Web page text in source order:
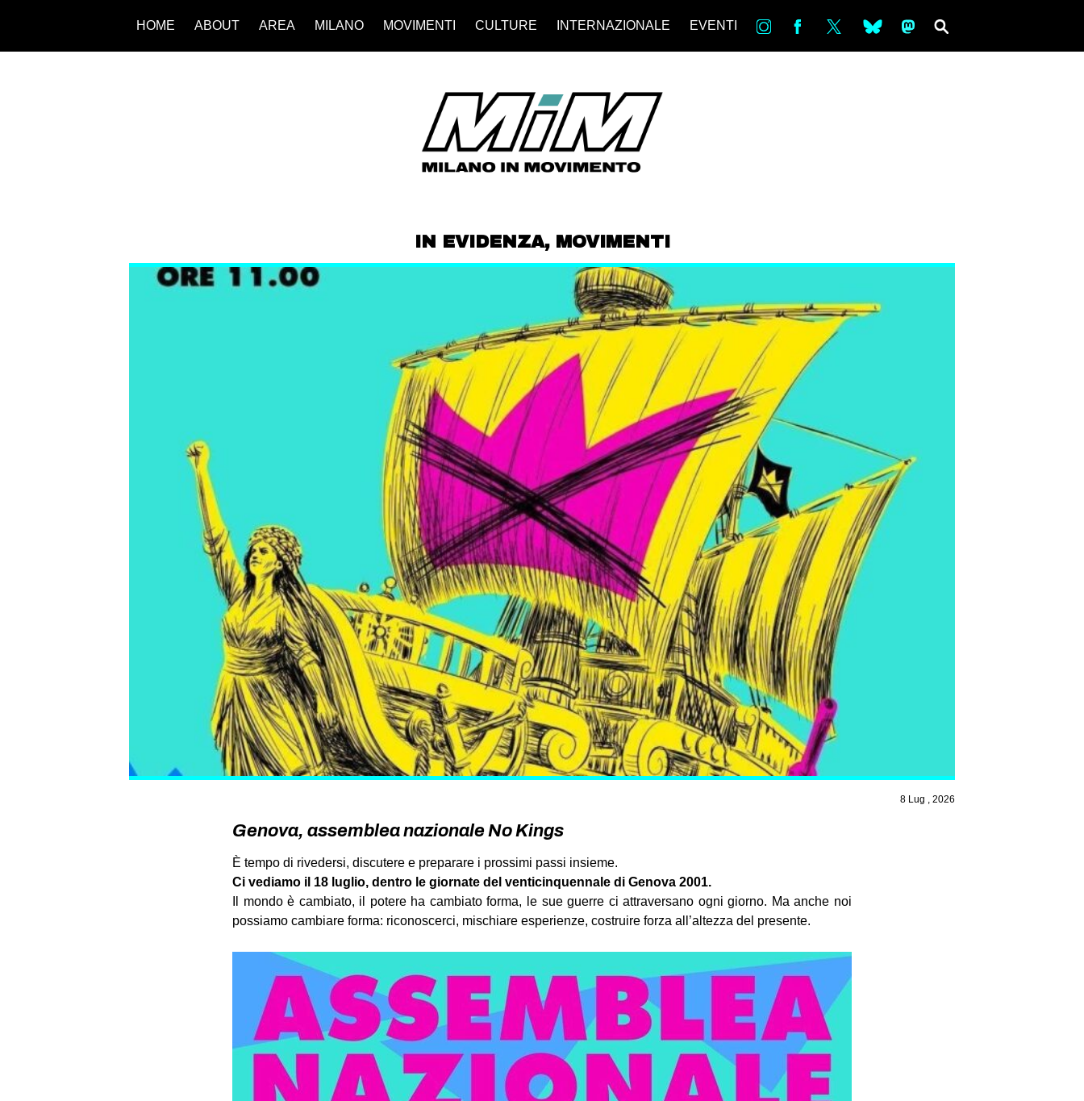
HOME ABOUT AREA MILANO MOVIMENTI CULTURE INTERNAZIONALE EVENTI in bsky ms
IN EVIDENZA, MOVIMENTI
8 Lug , 2026
Genova, assemblea nazionale No Kings
È tempo di rivedersi, discutere e preparare i prossimi passi insieme.
Ci vediamo il 18 luglio, dentro le giornate del venticinquennale di Genova 2001.
Il mondo è cambiato, il potere ha cambiato forma, le sue guerre ci attraversano ogni giorno. Ma anche noi
possiamo cambiare forma: riconoscerci, mischiare esperienze, costruire forza all’altezza del presente.